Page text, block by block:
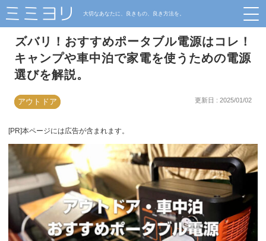
大切なあなたに、良きもの、良き方法を。
ズバリ！おすすめポータブル電源はコレ！
キャンプや車中泊で家電を使うための電源
選びを解説。
アウトドア 更新日 : 2025/01/02
[PR]本ページには広告が含まれます。